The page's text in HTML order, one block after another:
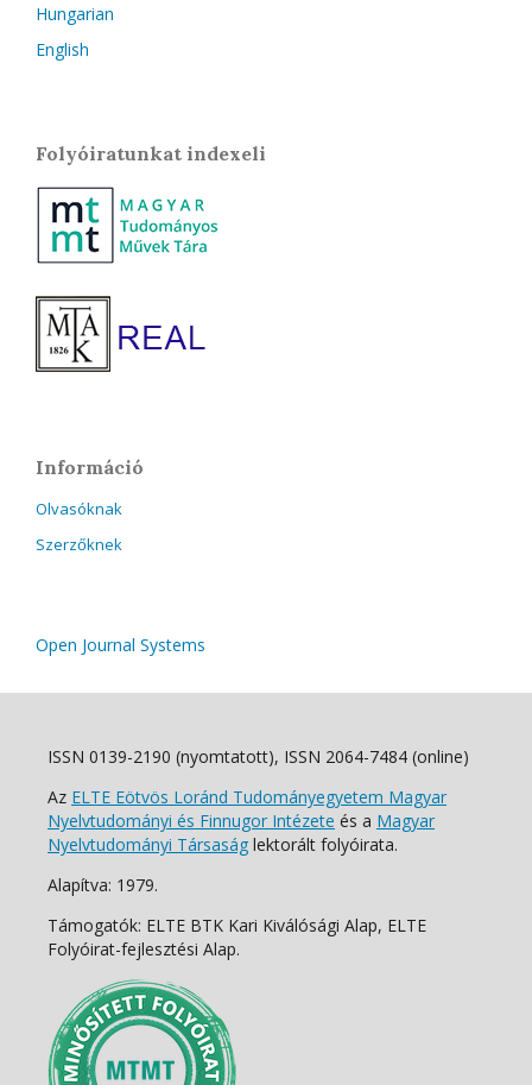
Hungarian
English
Folyóiratunkat indexeli
Információ
Olvasóknak
Szerzőknek
Open Journal Systems
ISSN 0139-2190 (nyomtatott), ISSN 2064-7484 (online)
Az ELTE Eötvös Loránd Tudományegyetem Magyar
Nyelvtudományi és Finnugor Intézete és a Magyar
Nyelvtudományi Társaság lektorált folyóirata.
Alapítva: 1979.
Támogatók: ELTE BTK Kari Kiválósági Alap, ELTE
Folyóirat-fejlesztési Alap.